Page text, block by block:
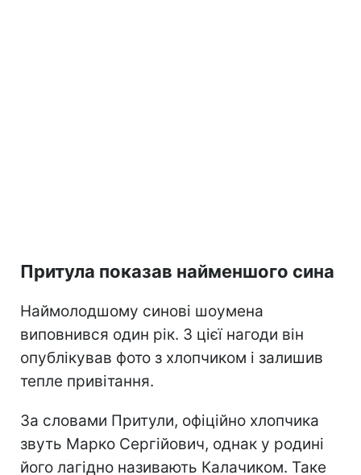
Притула показав найменшого сина
Наймолодшому синові шоумена
виповнився один рік. З цієї нагоди він
опублікував фото з хлопчиком і залишив
тепле привітання.
За словами Притули, офіційно хлопчика
звуть Марко Сергійович, однак у родині
його лагідно називають Калачиком. Таке